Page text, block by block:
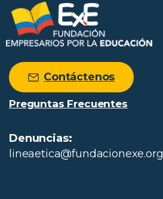
Contáctenos
Preguntas Frecuentes
Denuncias: